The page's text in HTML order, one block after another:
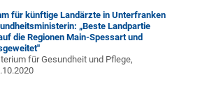
für künftige Landärzte in Unterfranken
„Beste Landpartie
die Regionen Main-Spessart und
für Gesundheit und Pflege,